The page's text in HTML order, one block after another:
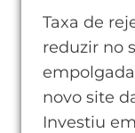
Taxa de
reduzir no
novo site
Investiu